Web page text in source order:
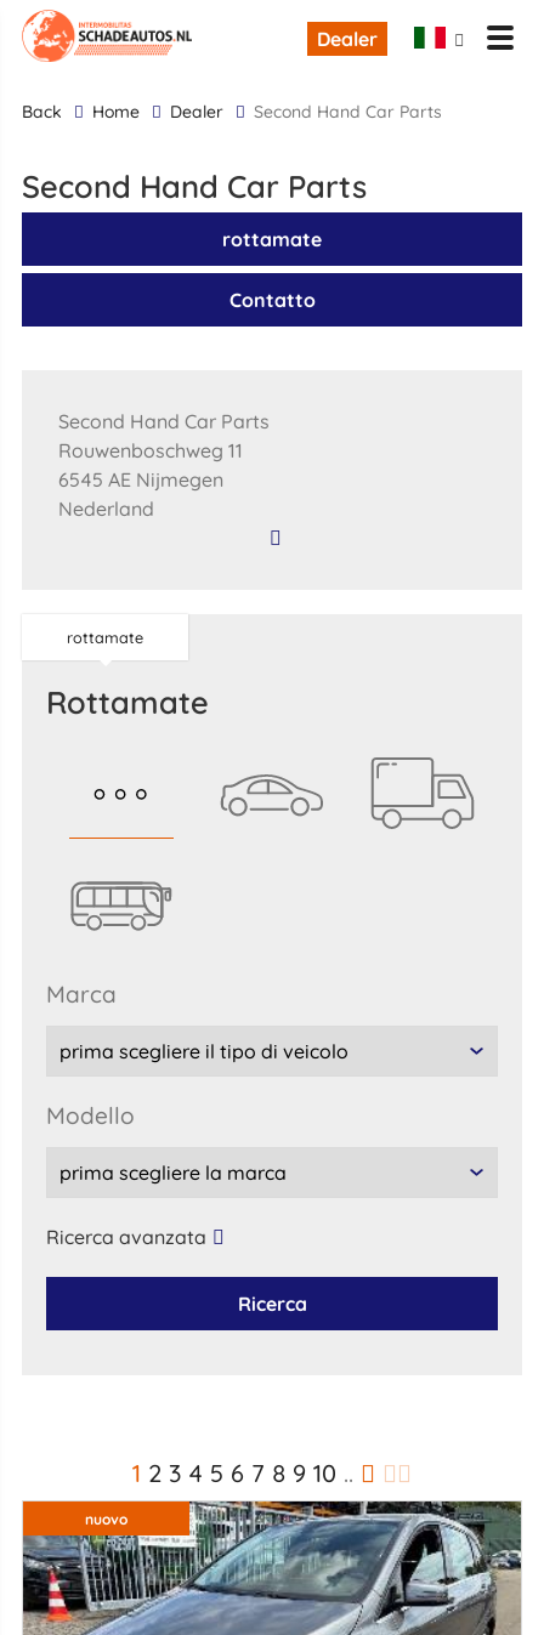
Dealer
back Home Dealer Second Hand Car Parts
Second Hand Car Parts
rottamate
Contatto
Second Hand Car Parts
Rouwenboschweg 11
6545 AE Nijmegen
Nederland
rottamate
rottamate
marca
modello
Ricerca avanzata
Ricerca
1 2 3 4 5 6 7 8 9 10 ..
nuovo